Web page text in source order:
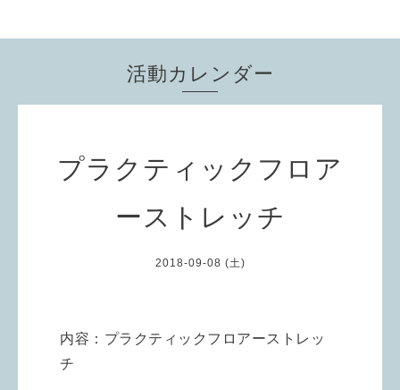
活動カレンダー
プラクティックフロア
ーストレッチ
2018-09-08 (土)
内容：プラクティックフロアーストレッ
チ